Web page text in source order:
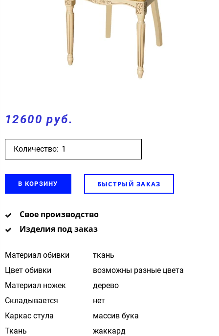
12600 руб.
Количество:
В КОРЗИНУ БЫСТРЫЙ ЗАКАЗ
Свое производство
Изделия под заказ
Материал обивки
ткань
Цвет обивки
возможны разные цвета
Материал ножек
дерево
Складывается
нет
Каркас стула
массив бука
Ткань
жаккард